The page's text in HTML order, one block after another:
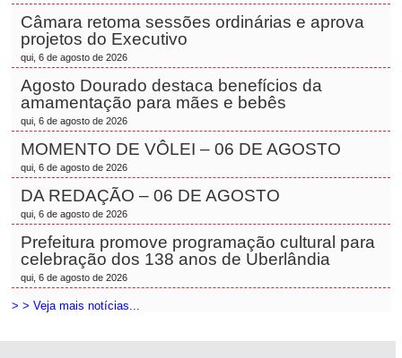
Câmara retoma sessões ordinárias e aprova
projetos do Executivo
qui, 6 de agosto de 2026
Agosto Dourado destaca benefícios da
amamentação para mães e bebês
qui, 6 de agosto de 2026
MOMENTO DE VÔLEI – 06 DE AGOSTO
qui, 6 de agosto de 2026
DA REDAÇÃO – 06 DE AGOSTO
qui, 6 de agosto de 2026
Prefeitura promove programação cultural para
celebração dos 138 anos de Uberlândia
qui, 6 de agosto de 2026
> > Veja mais notícias...